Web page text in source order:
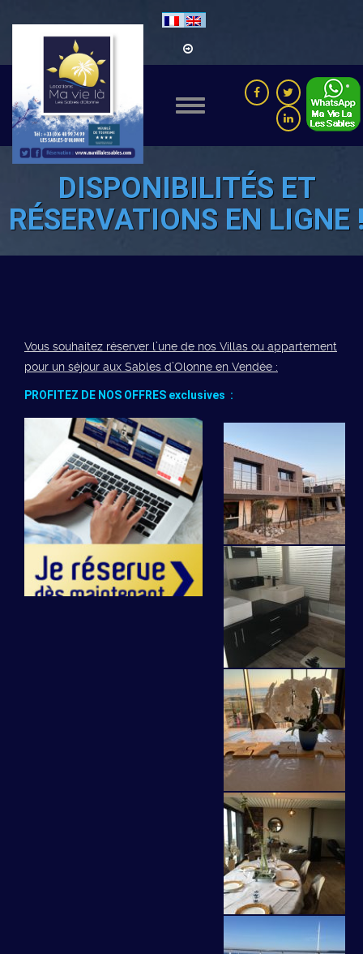
DISPONIBILITÉS ET
RÉSERVATIONS EN LIGNE
Vous souhaitez réserver l’une de nos Villas ou appartement
pour un séjour aux Sables d’Olonne en Vendée :
PROFITEZ DE NOS OFFRES exclusives :